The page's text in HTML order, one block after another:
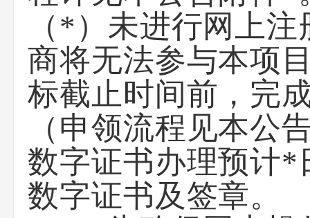
（*）未进行网上
商将无法参与本项
标截止时间前，完
（申领流程见本公
数字证书办理预计*
数字证书及签章。